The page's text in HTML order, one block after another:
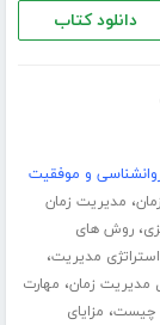
دانلود کتاب
و موفقیت
، مدیریت زمان
،روش های
استراتژی مدیریت،
مدیریت زمان، مهارت
چیست، مزایای